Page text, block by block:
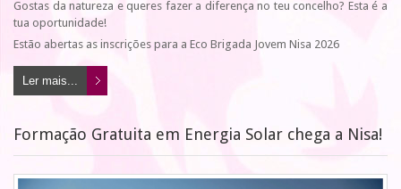
Gostas da natureza e queres fazer a diferença no teu concelho? Esta é a
tua oportunidade!
Estão abertas as inscrições para a Eco Brigada Jovem Nisa 2026
Ler mais...
Formação Gratuita em Energia Solar chega a Nisa!